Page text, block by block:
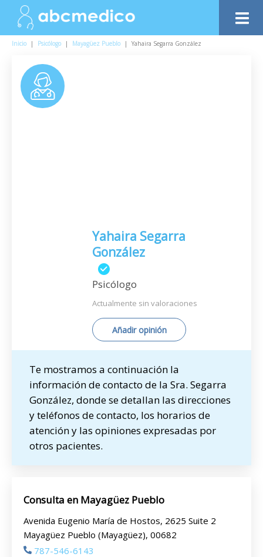
Inicio | Psicólogo | Mayagüez Pueblo | Yahaira Segarra González
Yahaira Segarra
González
Psicólogo
Actualmente sin valoraciones
Añadir opinión
Te mostramos a continuación la
información de contacto de la Sra. Segarra
González, donde se detallan las direcciones
y teléfonos de contacto, los horarios de
atención y las opiniones expresadas por
otros pacientes.
Consulta en Mayagüez Pueblo
Avenida Eugenio María de Hostos, 2625 Suite 2
Mayagüez Pueblo (Mayagüez), 00682
787-546-6143